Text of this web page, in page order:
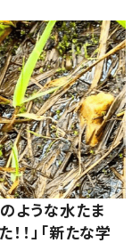
ような水たま
！」「新たな学